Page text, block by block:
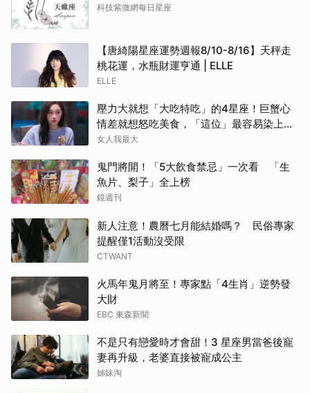
科技紫微網每日星座
【唐綺陽星座運勢週報8/10-8/16】天秤走
桃花運，水瓶財運亨通 | ELLE
ELLE
壓力大就想「大吃特吃」的4星座！巨蟹心
情差就想怒吃美食，「這位」最容易染上情
緒性進食
女人我最大
鬼門將開！「5大飲食禁忌」一次看 「生
魚片、梨子」全上榜
鏡週刊
新人注意！農曆七月能結婚嗎？ 民俗專家
提醒僅1活動沒受限
CTWANT
火馬年鬼月將至！專家點「4生肖」逆勢發
大財
EBC 東森新聞
不是只有戀愛時才會甜！3 星座男當爸後寵
妻再升級，老婆直接被寵成公主
姊妹淘